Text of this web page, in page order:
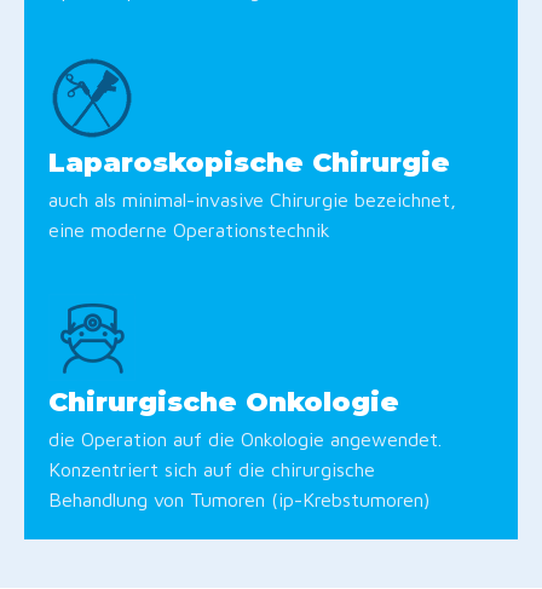
Laparoskopische Chirurgie
auch als minimal-invasive Chirurgie bezeichnet,
eine moderne Operationstechnik
Chirurgische Onkologie
die Operation auf die Onkologie angewendet.
Konzentriert sich auf die chirurgische
Behandlung von Tumoren (ip-Krebstumoren)